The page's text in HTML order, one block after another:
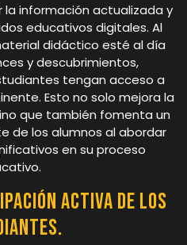
información actualizada y
educativos digitales. Al
didáctico esté al día
y descubrimientos,
tengan acceso a
Esto no solo mejora la
que también fomenta un
de los alumnos al abordar
en su proceso
activa de los